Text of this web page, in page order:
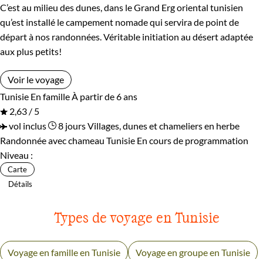
C’est au milieu des dunes, dans le Grand Erg oriental tunisien
qu’est installé le campement nomade qui servira de point de
départ à nos randonnées. Véritable initiation au désert adaptée
aux plus petits!
Voir le voyage
Tunisie En famille À partir de 6 ans
2,63 / 5
vol inclus
8 joursVillages, dunes et chameliers en herbe
Randonnée avec chameau Tunisie En cours de programmation
Niveau :
Carte
Détails
Types de voyage en Tunisie
Voyage en famille en Tunisie Voyage en groupe en Tunisie